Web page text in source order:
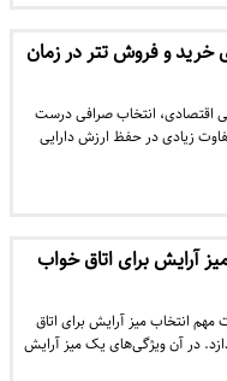
خرید و فروش تتر در زمان
اقتصادی، انتخاب صرافی درست
زیادی در حفظ ارزش دارایی
آرایش برای اتاق خواب
مهم انتخاب میز آرایش برای اتاق
در آن ویژگی‌های یک میز آرایش